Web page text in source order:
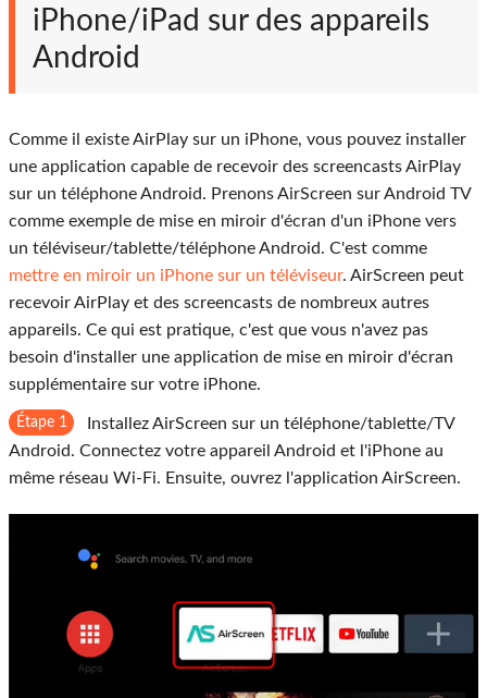
iPhone/iPad sur des appareils
Android
Comme il existe AirPlay sur un iPhone, vous pouvez installer
une application capable de recevoir des screencasts AirPlay
sur un téléphone Android. Prenons AirScreen sur Android TV
comme exemple de mise en miroir d'écran d'un iPhone vers
un téléviseur/tablette/téléphone Android. C'est comme
mettre en miroir un iPhone sur un téléviseur. AirScreen peut
recevoir AirPlay et des screencasts de nombreux autres
appareils. Ce qui est pratique, c'est que vous n'avez pas
besoin d'installer une application de mise en miroir d'écran
supplémentaire sur votre iPhone.
Étape 1
Installez AirScreen sur un téléphone/tablette/TV
Android. Connectez votre appareil Android et l'iPhone au
même réseau Wi-Fi. Ensuite, ouvrez l'application AirScreen.